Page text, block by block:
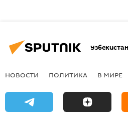
Узбекистан
НОВОСТИ ПОЛИТИКА В МИРЕ